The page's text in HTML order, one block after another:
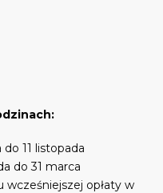
11 listopada
do 31 marca
opłaty w